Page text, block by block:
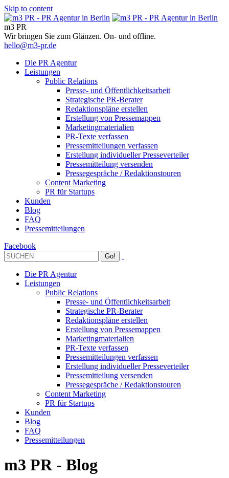
Skip to content
m3 PR
Wir bringen Sie zum Glänzen. On- und offline.
hello@m3-pr.de
Die PR Agentur
Leistungen
Public Relations
Presse- und Öffentlichkeitsarbeit
Strategische PR-Berater
Redaktionspläne erstellen
Erstellung von Pressemappen
Marketingmaterialien
PR-Texte verfassen
Pressemitteilungen verfassen
Erstellung individueller Presseverteiler
Pressemitteilung versenden
Pressegespräche / Redaktionstouren
Content Marketing
PR für Startups
Kunden
Blog
FAQ
Pressemitteilungen
Facebook
Die PR Agentur
Leistungen
Public Relations
Presse- und Öffentlichkeitsarbeit
Strategische PR-Berater
Redaktionspläne erstellen
Erstellung von Pressemappen
Marketingmaterialien
PR-Texte verfassen
Pressemitteilungen verfassen
Erstellung individueller Presseverteiler
Pressemitteilung versenden
Pressegespräche / Redaktionstouren
Content Marketing
PR für Startups
Kunden
Blog
FAQ
Pressemitteilungen
m3 PR - Blog